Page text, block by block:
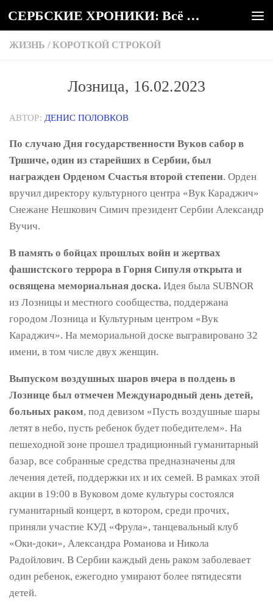
Под записью СЕРБСКИЕ ХРОНИКИ: Всё о Сербии
ЖИЗНЬ / КОРОТКОЙ СТРОКОЙ
Лозница, 16.02.2023
АВТОР: ДЕНИС ПОЛОВКОВ
По случаю Дня государственности Вуков сабор в
Тршиче, один из старейших в Сербии, был
награжден Орденом Счастья второй степени. Орден
вручил директору культурного центра «Вук Караджич»
Снежане Нешкович Симич президент Сербии Александр
Вучич.
В память о бойцах прошлых войн и жертвах
фашистского террора в Горня Сипуля открыта и
освящена мемориальная доска. Идея была SUBNOR
из Лозницы и местного сообщества, поддержана
городом Лозница и Культурным центром «Вук
Караджич». На мемориальной доске выгравировано 32
имени, в том числе двух женщин.
Выпуском воздушных шаров вчера в полдень в
Лознице был отмечен Международный день детей,
больных раком, под девизом «Пусть воздушные шары
летят в небо, пусть ребенок будет победителем». На
пешеходной зоне прошел традиционный гуманитарный
базар, все собранные средства предназначены для
лечения детей, поддержки их и их семей. В рамках этой
акции в 19:00 в Вуковом доме культуры состоялся
гуманитарный концерт, в котором, среди прочих,
приняли участие КУД «Фрула», танцевальный клуб
«Оки-доки», Александра Романова и Никола
Радойлович. В Сербии каждый день раком заболевает
один ребенок, ежегодно умирают более пятидесяти
детей.